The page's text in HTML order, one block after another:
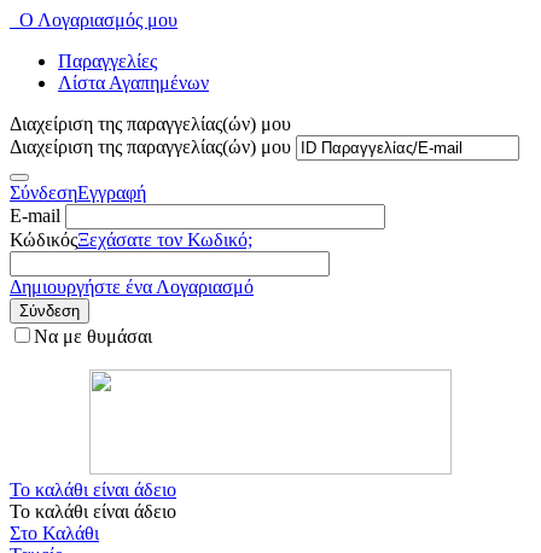
Ο Λογαριασμός μου
Παραγγελίες
Λίστα Αγαπημένων
Διαχείριση της παραγγελίας(ών) μου
Διαχείριση της παραγγελίας(ών) μου
ΣύνδεσηΕγγραφή
E-mail
ΚώδικόςΞεχάσατε τον Κωδικό;
Δημιουργήστε ένα Λογαριασμό
Σύνδεση
Να με θυμάσαι
Το καλάθι είναι άδειο
Το καλάθι είναι άδειο
Στο Καλάθι